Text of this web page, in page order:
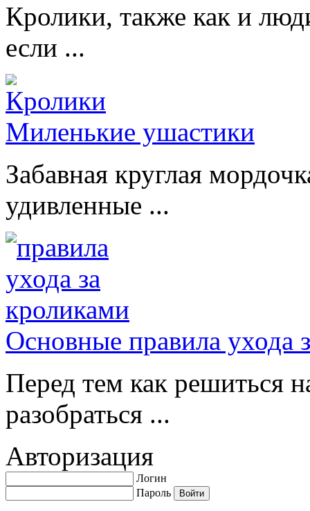
Кролики, также как и
если ...
Миленькие ушастики
Забавная круглая
удивленные ...
Основные правила ухода
Перед тем как решиться
разобраться ...
Авторизация
Логин
Пароль